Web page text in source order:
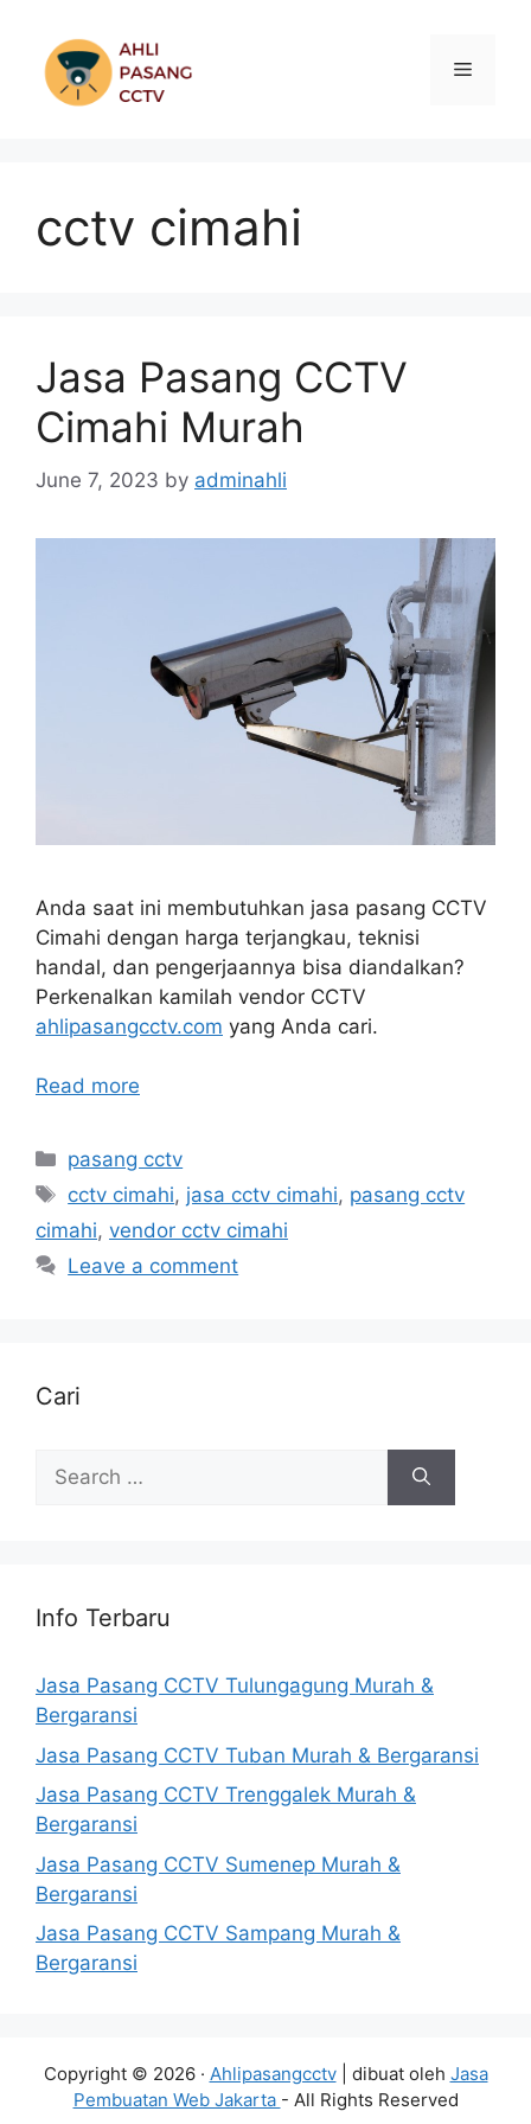
content
Menu
cctv cimahi
Jasa Pasang CCTV
Cimahi Murah
June 7, 2023 by adminahli
Anda saat ini membutuhkan jasa pasang CCTV
Cimahi dengan harga terjangkau, teknisi
handal, dan pengerjaannya bisa diandalkan?
Perkenalkan kamilah vendor CCTV
ahlipasangcctv.com yang Anda cari.
Read more
Categories
pasang cctv
Tags
cctv cimahi, jasa cctv cimahi, pasang cctv
cimahi, vendor cctv cimahi
Leave a comment
Cari
Search
for:
Info Terbaru
Jasa Pasang CCTV Tulungagung Murah &
Bergaransi
Jasa Pasang CCTV Tuban Murah & Bergaransi
Jasa Pasang CCTV Trenggalek Murah &
Bergaransi
Jasa Pasang CCTV Sumenep Murah &
Bergaransi
Jasa Pasang CCTV Sampang Murah &
Bergaransi
Copyright © 2026 · Ahlipasangcctv| dibuat oleh Jasa
Pembuatan Web Jakarta - All Rights Reserved